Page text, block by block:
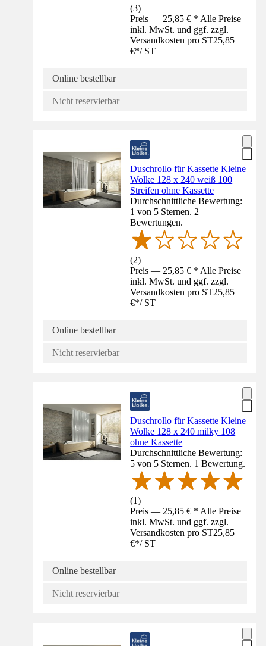
(3)
Preis — 25,85 € * Alle Preise
inkl. MwSt. und ggf. zzgl.
Versandkosten pro ST25,85
€*/ ST
Online bestellbar
Nicht reservierbar
Duschrollo für Kassette Kleine
Wolke 128 x 240 weiß 100
Streifen ohne Kassette
Durchschnittliche Bewertung:
1 von 5 Sternen. 2
Bewertungen.
(2)
Preis — 25,85 € * Alle Preise
inkl. MwSt. und ggf. zzgl.
Versandkosten pro ST25,85
€*/ ST
Online bestellbar
Nicht reservierbar
Duschrollo für Kassette Kleine
Wolke 128 x 240 milky 108
ohne Kassette
Durchschnittliche Bewertung:
5 von 5 Sternen. 1 Bewertung.
(1)
Preis — 25,85 € * Alle Preise
inkl. MwSt. und ggf. zzgl.
Versandkosten pro ST25,85
€*/ ST
Online bestellbar
Nicht reservierbar